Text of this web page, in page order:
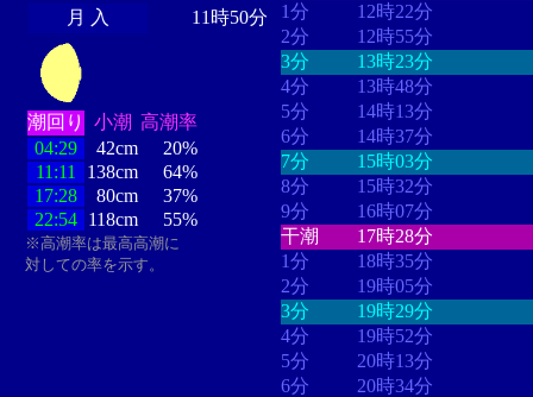
月 入
11時50分
潮回り 小潮 高潮率
04:29
42cm
20%
11:11
138cm
64%
17:28
80cm
37%
22:54 118cm 55%
※高潮率は最高高潮に
対しての率を示す。
1分
12時22分
2分
12時55分
3分
13時23分
4分
13時48分
5分
14時13分
6分
14時37分
7分
15時03分
8分
15時32分
9分
16時07分
干潮
17時28分
1分
18時35分
2分
19時05分
3分
19時29分
4分
19時52分
5分
20時13分
6分
20時34分